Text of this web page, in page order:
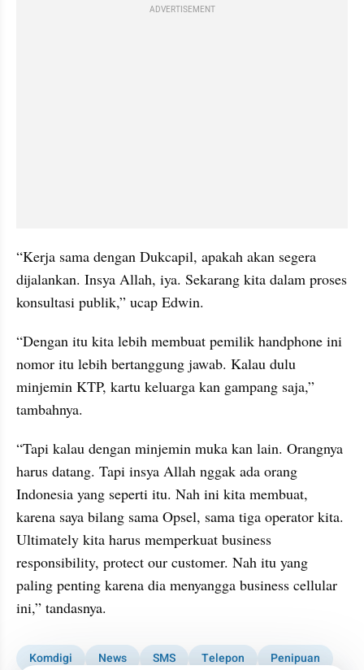
ADVERTISEMENT
“Kerja sama dengan Dukcapil, apakah akan segera
dijalankan. Insya Allah, iya. Sekarang kita dalam proses
konsultasi publik,” ucap Edwin.
“Dengan itu kita lebih membuat pemilik handphone ini
nomor itu lebih bertanggung jawab. Kalau dulu
minjemin KTP, kartu keluarga kan gampang saja,”
tambahnya.
“Tapi kalau dengan minjemin muka kan lain. Orangnya
harus datang. Tapi insya Allah nggak ada orang
Indonesia yang seperti itu. Nah ini kita membuat,
karena saya bilang sama Opsel, sama tiga operator kita.
Ultimately kita harus memperkuat business
responsibility, protect our customer. Nah itu yang
paling penting karena dia menyangga business cellular
ini,” tandasnya.
Komdigi News SMS Telepon Penipuan